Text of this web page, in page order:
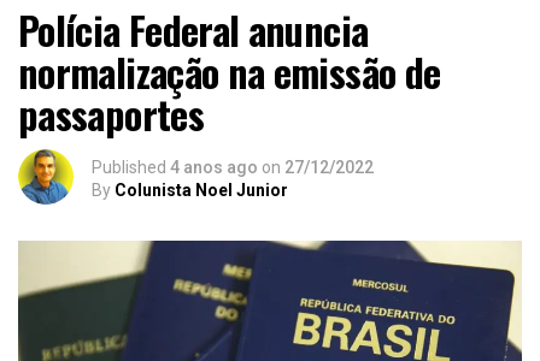
Polícia Federal anuncia
normalização na emissão de
passaportes
Published 4 anos ago on 27/12/2022
By Colunista Noel Junior